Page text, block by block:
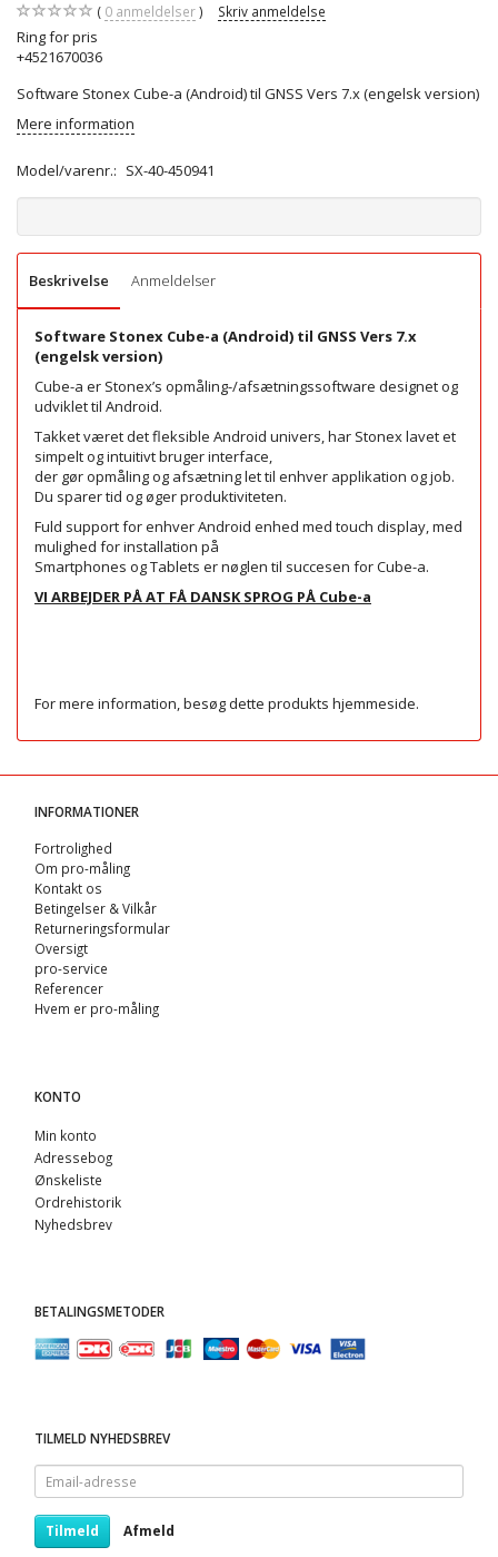
0 anmeldelser Skriv anmeldelse
Ring for pris
+4521670036
Software Stonex Cube-a (Android) til GNSS Vers 7.x (engelsk version)
Mere information
Model/varenr.: SX-40-450941
Beskrivelse Anmeldelser
Software Stonex Cube-a (Android) til GNSS Vers 7.x
(engelsk version)
Cube-a er Stonex’s opmåling-/afsætningssoftware designet og
udviklet til Android.
Takket været det fleksible Android univers, har Stonex lavet et
simpelt og intuitivt bruger interface,
der gør opmåling og afsætning let til enhver applikation og job.
Du sparer tid og øger produktiviteten.
Fuld support for enhver Android enhed med touch display, med
mulighed for installation på
Smartphones og Tablets er nøglen til succesen for Cube-a.
VI ARBEJDER PÅ AT FÅ DANSK SPROG PÅ Cube-a
For mere information, besøg dette produkts hjemmeside.
INFORMATIONER
Fortrolighed
Om pro-måling
Kontakt os
Betingelser & Vilkår
Returneringsformular
Oversigt
pro-service
Referencer
Hvem er pro-måling
KONTO
Min konto
Adressebog
Ønskeliste
Ordrehistorik
Nyhedsbrev
BETALINGSMETODER
TILMELD NYHEDSBREV
Email-
adresse
Tilmeld Afmeld